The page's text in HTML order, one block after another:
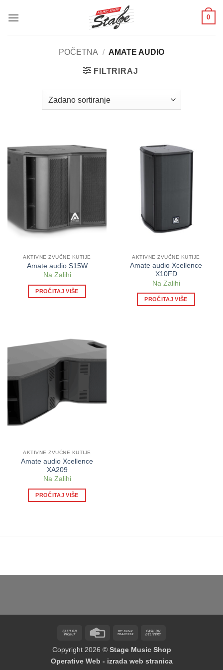
0
POČETNA / AMATE AUDIO
FILTRIRAJ
AKTIVNE ZVUČNE KUTIJE
Amate audio S15W
Na Zalihi
PROČITAJ VIŠE
AKTIVNE ZVUČNE KUTIJE
Amate audio Xcellence
X10FD
Na Zalihi
PROČITAJ VIŠE
AKTIVNE ZVUČNE KUTIJE
Amate audio Xcellence
XA209
Na Zalihi
PROČITAJ VIŠE
Cash
Pickup
Credit
Bank
Delivery
Copyright 2026 © Stage Music Shop
Operative Web - izrada web stranica